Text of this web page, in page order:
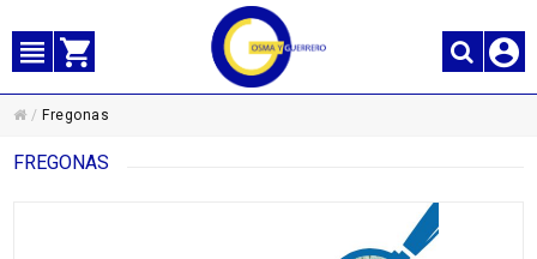
/ Fregonas
FREGONAS